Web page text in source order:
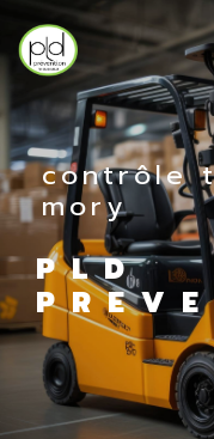
contrôle
mory
PLD
Panneau de gestion